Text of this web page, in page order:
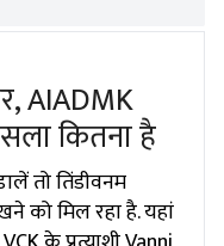
AIADMK
कितना है
तो तिंडीवनम
को मिल रहा है. यहां